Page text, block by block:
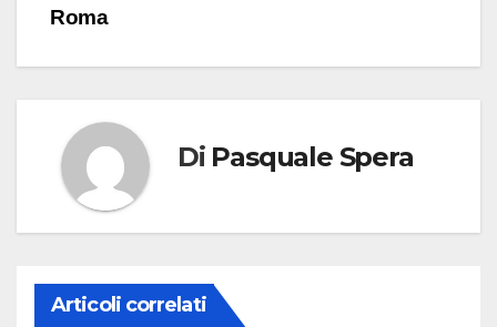
Roma
Di Pasquale Spera
Articoli correlati